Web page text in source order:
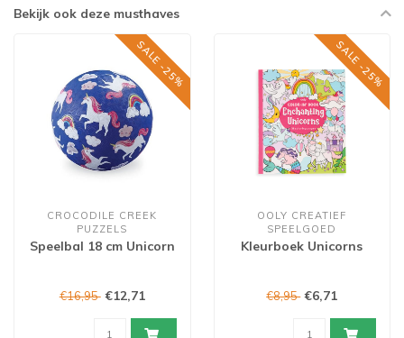
Bekijk ook deze musthaves
SALE -25%
CROCODILE CREEK
PUZZELS
Speelbal 18 cm Unicorn
€16,95 €12,71
SALE -25%
OOLY CREATIEF
SPEELGOED
Kleurboek Unicorns
€8,95 €6,71